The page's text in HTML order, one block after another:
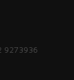
9273936